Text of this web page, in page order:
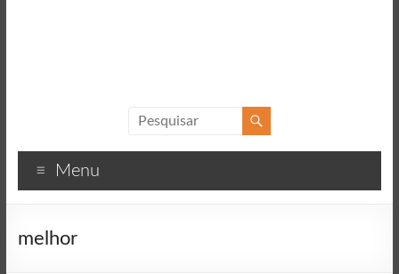
Textos
motivacionais
sucesso
Menu
melhor